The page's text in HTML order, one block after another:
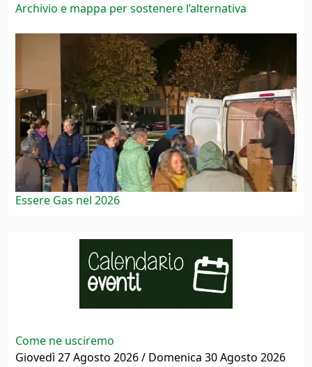
Archivio e mappa per sostenere l’alternativa
Essere Gas nel 2026
Come ne usciremo
Giovedì 27 Agosto 2026 / Domenica 30 Agosto 2026